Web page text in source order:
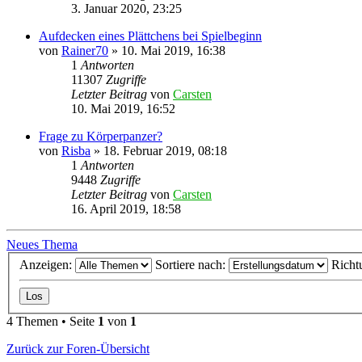
3. Januar 2020, 23:25
Aufdecken eines Plättchens bei Spielbeginn
von Rainer70 » 10. Mai 2019, 16:38
1 Antworten
11307 Zugriffe
Letzter Beitrag von Carsten
10. Mai 2019, 16:52
Frage zu Körperpanzer?
von Risba » 18. Februar 2019, 08:18
1 Antworten
9448 Zugriffe
Letzter Beitrag von Carsten
16. April 2019, 18:58
Neues Thema
Anzeigen:
Sortiere nach:
4 Themen • Seite 1 von 1
Zurück zur Foren-Übersicht